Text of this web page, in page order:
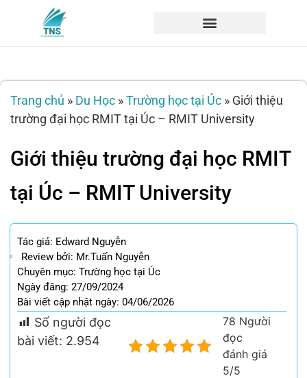
Trang chủ » Du Học »Trường học tại Úc » Giới thiệu
trường đại học RMIT tại Úc – RMIT University
Giới thiệu trường đại học RMIT
tại Úc – RMIT University
Tác giả: Edward Nguyễn
Review bởi: Mr.Tuấn Nguyễn
Chuyên mục: Trường học tại Úc
Ngày đăng: 27/09/2024
Bài viết cập nhật ngày: 04/06/2026
Số người đọc
bài viết: 2.954
78 Người
đọc
đánh giá
5/5